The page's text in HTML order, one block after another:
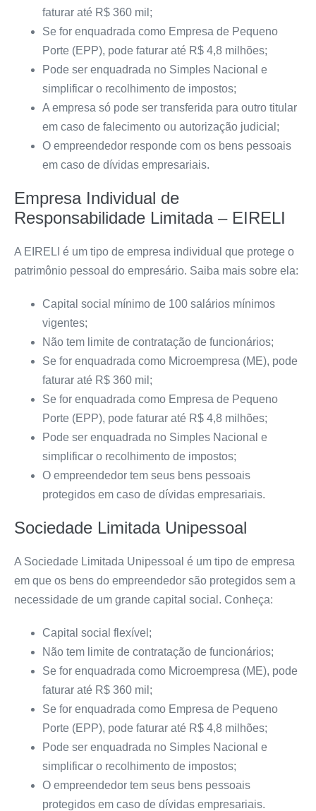
faturar até R$ 360 mil;
Se for enquadrada como Empresa de Pequeno
Porte (EPP), pode faturar até R$ 4,8 milhões;
Pode ser enquadrada no Simples Nacional e
simplificar o recolhimento de impostos;
A empresa só pode ser transferida para outro titular
em caso de falecimento ou autorização judicial;
O empreendedor responde com os bens pessoais
em caso de dívidas empresariais.
Empresa Individual de
Responsabilidade Limitada – EIRELI
A EIRELI é um tipo de empresa individual que protege o
patrimônio pessoal do empresário. Saiba mais sobre ela:
Capital social mínimo de 100 salários mínimos
vigentes;
Não tem limite de contratação de funcionários;
Se for enquadrada como Microempresa (ME), pode
faturar até R$ 360 mil;
Se for enquadrada como Empresa de Pequeno
Porte (EPP), pode faturar até R$ 4,8 milhões;
Pode ser enquadrada no Simples Nacional e
simplificar o recolhimento de impostos;
O empreendedor tem seus bens pessoais
protegidos em caso de dívidas empresariais.
Sociedade Limitada Unipessoal
A Sociedade Limitada Unipessoal é um tipo de empresa
em que os bens do empreendedor são protegidos sem a
necessidade de um grande capital social. Conheça:
Capital social flexível;
Não tem limite de contratação de funcionários;
Se for enquadrada como Microempresa (ME), pode
faturar até R$ 360 mil;
Se for enquadrada como Empresa de Pequeno
Porte (EPP), pode faturar até R$ 4,8 milhões;
Pode ser enquadrada no Simples Nacional e
simplificar o recolhimento de impostos;
O empreendedor tem seus bens pessoais
protegidos em caso de dívidas empresariais.